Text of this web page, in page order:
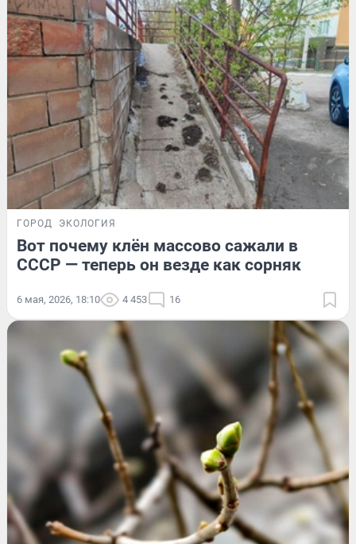
ГОРОД ЭКОЛОГИЯ
Вот почему клён массово сажали в
СССР — теперь он везде как сорняк
6 мая, 2026, 18:10 4 453 16